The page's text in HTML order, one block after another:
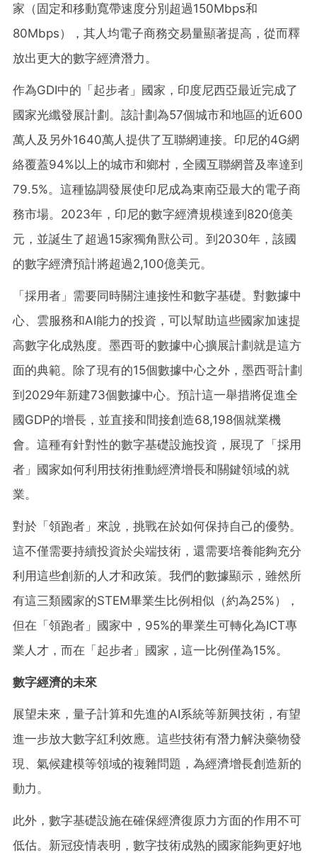
家（固定和移動寬帶速度分別超過150Mbps和
80Mbps），其人均電子商務交易量顯著提高，從而釋
放出更大的數字經濟潛力。
作為GDI中的「起步者」國家，印度尼西亞最近完成了
國家光纖發展計劃。該計劃為57個城市和地區的近600
萬人及另外1640萬人提供了互聯網連接。印尼的4G網
絡覆蓋94%以上的城市和鄉村，全國互聯網普及率達到
79.5%。這種協調發展使印尼成為東南亞最大的電子商
務市場。2023年，印尼的數字經濟規模達到820億美
元，並誕生了超過15家獨角獸公司。到2030年，該國
的數字經濟預計將超過2,100億美元。
「採用者」需要同時關注連接性和數字基礎。對數據中
心、雲服務和AI能力的投資，可以幫助這些國家加速提
高數字化成熟度。墨西哥的數據中心擴展計劃就是這方
面的典範。除了現有的15個數據中心之外，墨西哥計劃
到2029年新建73個數據中心。預計這一舉措將促進全
國GDP的增長，並直接和間接創造68,198個就業機
會。這種有針對性的數字基礎設施投資，展現了「採用
者」國家如何利用技術推動經濟增長和關鍵領域的就
業。
對於「領跑者」來說，挑戰在於如何保持自己的優勢。
這不僅需要持續投資於尖端技術，還需要培養能夠充分
利用這些創新的人才和政策。我們的數據顯示，雖然所
有這三類國家的STEM畢業生比例相似（約為25%），
但在「領跑者」國家中，95%的畢業生可轉化為ICT專
業人才，而在「起步者」國家，這一比例僅為15%。
數字經濟的未來
展望未來，量子計算和先進的AI系統等新興技術，有望
進一步放大數字紅利效應。這些技術有潛力解決藥物發
現、氣候建模等領域的複雜問題，為經濟增長創造新的
動力。
此外，數字基礎設施在確保經濟復原力方面的作用不可
低估。新冠疫情表明，數字技術成熟的國家能夠更好地